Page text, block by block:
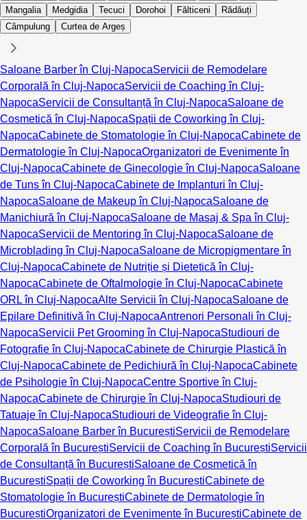
Mangalia
Medgidia Tecuci Dorohoi Fălticeni
Rădăuți
Câmpulung
Curtea de Argeș
Saloane Barber în Cluj-NapocaServicii de Remodelare
Corporală în Cluj-NapocaServicii de Coaching în Cluj-
NapocaServicii de Consultanță în Cluj-NapocaSaloane de
Cosmetică în Cluj-NapocaSpații de Coworking în Cluj-
NapocaCabinete de Stomatologie în Cluj-NapocaCabinete de
Dermatologie în Cluj-NapocaOrganizatori de Evenimente în
Cluj-NapocaCabinete de Ginecologie în Cluj-NapocaSaloane
de Tuns în Cluj-NapocaCabinete de Implanturi în Cluj-
NapocaSaloane de Makeup în Cluj-NapocaSaloane de
Manichiură în Cluj-NapocaSaloane de Masaj & Spa în Cluj-
NapocaServicii de Mentoring în Cluj-NapocaSaloane de
Microblading în Cluj-NapocaSaloane de Micropigmentare în
Cluj-NapocaCabinete de Nutriție și Dietetică în Cluj-
NapocaCabinete de Oftalmologie în Cluj-NapocaCabinete
ORL în Cluj-NapocaAlte Servicii în Cluj-NapocaSaloane de
Epilare Definitivă în Cluj-NapocaAntrenori Personali în Cluj-
NapocaServicii Pet Grooming în Cluj-NapocaStudiouri de
Fotografie în Cluj-NapocaCabinete de Chirurgie Plastică în
Cluj-NapocaCabinete de Pedichiură în Cluj-NapocaCabinete
de Psihologie în Cluj-NapocaCentre Sportive în Cluj-
NapocaCabinete de Chirurgie în Cluj-NapocaStudiouri de
Tatuaje în Cluj-NapocaStudiouri de Videografie în Cluj-
NapocaSaloane Barber în BucureștiServicii de Remodelare
Corporală în BucureștiServicii de Coaching în BucureștiServicii
de Consultanță în BucureștiSaloane de Cosmetică în
BucureștiSpații de Coworking în BucureștiCabinete de
Stomatologie în BucureștiCabinete de Dermatologie în
BucureștiOrganizatori de Evenimente în BucureștiCabinete de